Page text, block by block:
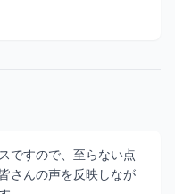
ですので、至らない点
さんの声を反映しなが